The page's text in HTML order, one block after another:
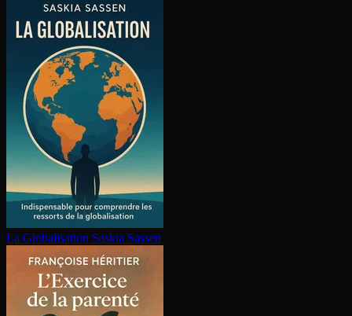
La Glo­ba­li­sa­tion Saskia Sassen